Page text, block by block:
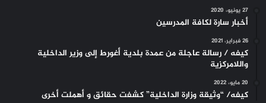
27 يونيو، 2020
أخبار سارة لكافة المدرسين
26 فبراير، 2021
كيفه / رسالة عاجلة من عمدة بلدية أغورط إلى وزير الداخلية
واللامركزية
20 مايو، 2022
كيفه/ “وثيقة وزارة الداخلية” كشفت حقائق و أهملت أخرى